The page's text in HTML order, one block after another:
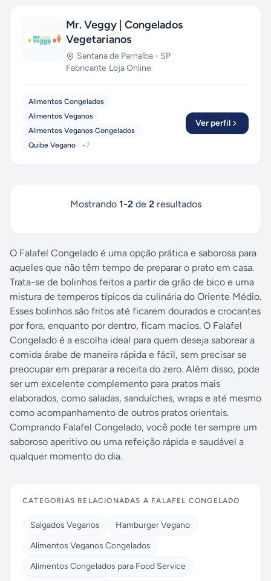
Mr. Veggy | Congelados
Vegetarianos
Santana de Parnaíba - SP
Fabricante·Loja Online
Alimentos Congelados
Alimentos Veganos
Alimentos Veganos Congelados
Quibe Vegano
+7
Ver perfil
Mostrando 1-2de 2resultados
O Falafel Congelado é uma opção prática e saborosa para
aqueles que não têm tempo de preparar o prato em casa.
Trata-se de bolinhos feitos a partir de grão de bico e uma
mistura de temperos típicos da culinária do Oriente Médio.
Esses bolinhos são fritos até ficarem dourados e crocantes
por fora, enquanto por dentro, ficam macios. O Falafel
Congelado é a escolha ideal para quem deseja saborear a
comida árabe de maneira rápida e fácil, sem precisar se
preocupar em preparar a receita do zero. Além disso, pode
ser um excelente complemento para pratos mais
elaborados, como saladas, sanduíches, wraps e até mesmo
como acompanhamento de outros pratos orientais.
Comprando Falafel Congelado, você pode ter sempre um
saboroso aperitivo ou uma refeição rápida e saudável a
qualquer momento do dia.
CATEGORIAS RELACIONADAS A FALAFEL CONGELADO
Salgados Veganos
Hamburger Vegano
Alimentos Veganos Congelados
Alimentos Congelados para Food Service